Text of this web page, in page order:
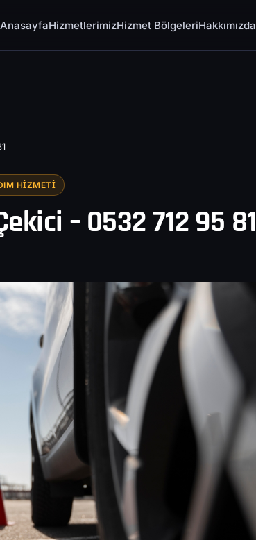
AnasayfaHizmetlerimizHizmet BölgeleriHakkımızda
HIZMETI
– 0532 712 95 81